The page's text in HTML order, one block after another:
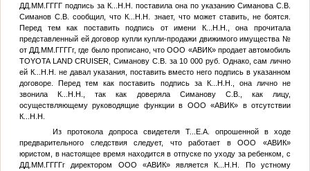
ДД.ММ.ГГГГподпись за К...Н.Н. поставила она по указанию Симанова С.В.
Симанов С.В. сообщил, что К...Н.Н. знает, что может ставить, не боятся.
Перед тем как поставить подпись от имени
К...Н.Н., она прочитала
представленный ей договор купли купли-продажи движимого имущества №
отДД.ММ.ГГГГг, где было прописано, что ООО «АВИК» продает автомобиль
TOYOTA LAND CRUISER, Симанову С.В. за 10 000 руб. Однако, сам лично
ей К...Н.Н. не давал указания, поставить вместо него подпись в указанном
договоре. Перед тем как поставить подпись за
К...Н.Н., она лично не
звонила
К...Н.Н., так как доверяла Симанову С.В., как лицу,
осуществляющему руководящие функции в ООО «АВИК» в отсутствии
К...Н.Н.
Из протокола допроса свидетеляТ...Е.А.
опрошенной в ходе
предварительного следствия следует, что работает в ООО «АВИК»
юристом, в настоящее время находится в отпуске по уходу за ребенком, с
ДД.ММ.ГГГГг директором ООО «АВИК» являетсяК...Н.Н.
По устному